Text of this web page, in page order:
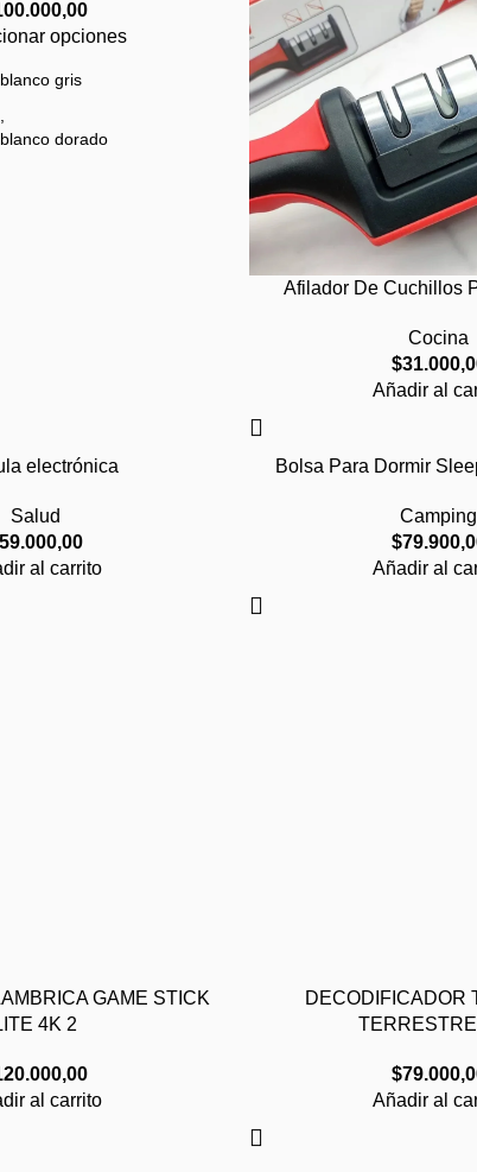
opciones
blanco gris
blanco dorado
38
,
39
Afilador De Cuchillos
Cocina
$
Añadir al
electrónica
Salud
al carrito
Bolsa Para Dormir
Camping
$
Añadir al
GAME STICK
4K 2
al carrito
DECODIFICADOR
$
Añadir al